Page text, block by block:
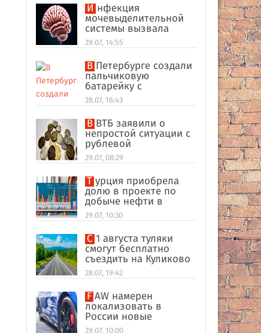
Инфекция
мочевыделительной
системы вызвала
абсцесс мозга у
американки
29.07, 14:55
В Петербурге создали
пальчиковую
батарейку с
беспроводной
зарядкой
28.07, 16:43
В ВТБ заявили о
непростой ситуации с
рублевой
ликвидностью в
банковском секторе
29.07, 08:29
Турция приобрела
долю в проекте по
добыче нефти в
иракском Киркуке
29.07, 10:30
С 1 августа туляки
смогут бесплатно
съездить на Куликово
поле
28.07, 19:42
FAW намерен
локализовать в
России новые
кроссоверы